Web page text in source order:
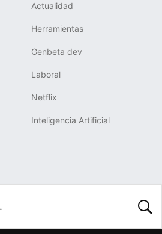
Actualidad
Herramientas
Genbeta dev
Laboral
Netflix
Inteligencia Artificial